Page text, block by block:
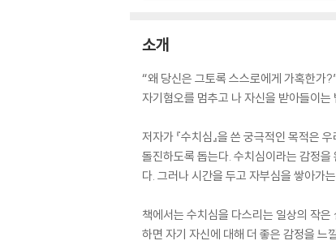
소개
“왜 당신은 그토록 스스로에게 가혹한가
자기혐오를 멈추고 나 자신을 받아들이는
저자가 『수치심』을 쓴 궁극적인 목적은
돌진하도록 돕는다. 수치심이라는 감정
다. 그러나 시간을 두고 자부심을 쌓아가
책에서는 수치심을 다스리는 일상의 작
하면 자기 자신에 대해 더 좋은 감정을 느